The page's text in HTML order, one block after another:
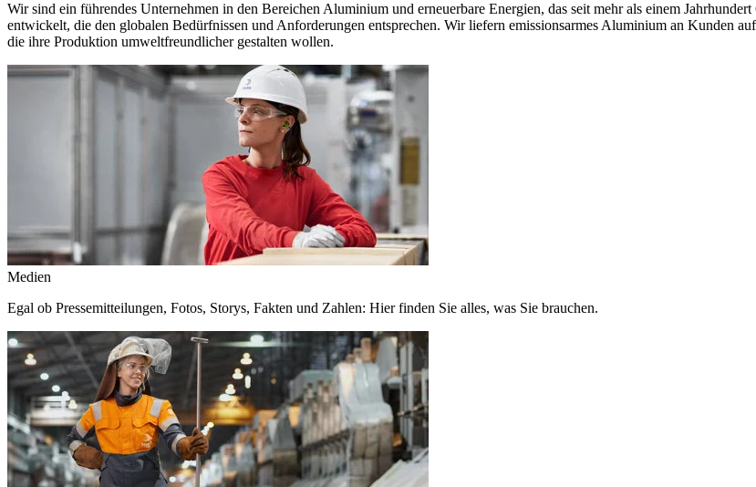
Wir sind ein führendes Unternehmen in den Bereichen Aluminium und erneuerbare Energien, das seit mehr als einem
entwickelt, die den globalen Bedürfnissen und Anforderungen entsprechen. Wir liefern emissionsarmes Aluminium an Kunden
die ihre Produktion umweltfreundlicher gestalten wollen.
Medien
Egal ob Pressemitteilungen, Fotos, Storys, Fakten und Zahlen: Hier finden Sie alles, was Sie brauchen.